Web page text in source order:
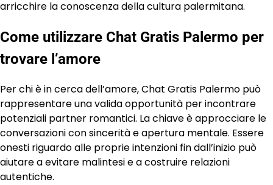
arricchire la conoscenza della cultura palermitana.
Come utilizzare Chat Gratis Palermo per
trovare l’amore
Per chi è in cerca dell’amore, Chat Gratis Palermo può
rappresentare una valida opportunità per incontrare
potenziali partner romantici. La chiave è approcciare le
conversazioni con sincerità e apertura mentale. Essere
onesti riguardo alle proprie intenzioni fin dall’inizio può
aiutare a evitare malintesi e a costruire relazioni
autentiche.